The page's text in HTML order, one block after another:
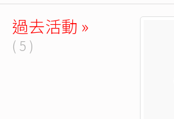
過去活動 »
( 5 )